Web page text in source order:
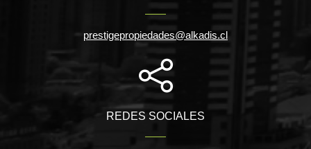
prestigepropiedades@alkadis.cl
REDES SOCIALES